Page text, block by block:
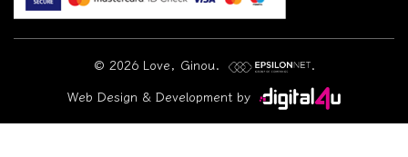
© 2026 Love, Ginou.
.
Web Design & Development by